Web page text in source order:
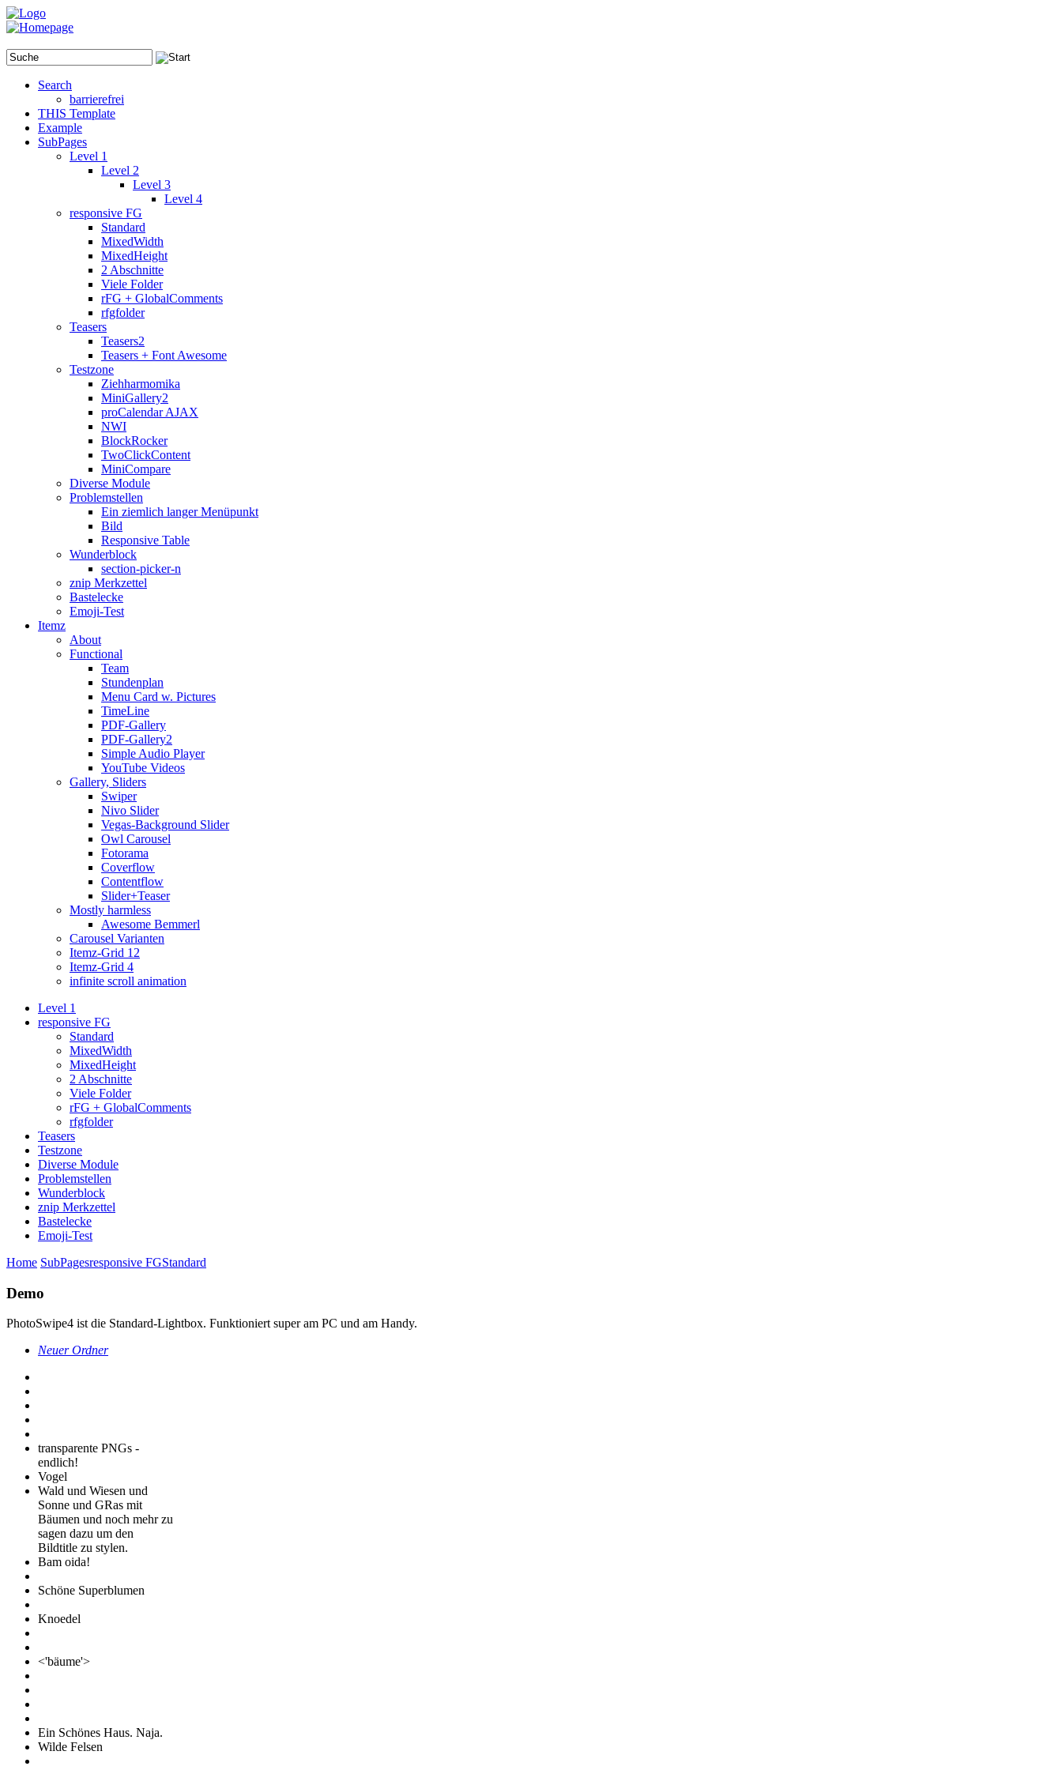
Search
barrierefrei
THIS Template
Example
SubPages
Level 1
Level 2
Level 3
Level 4
responsive FG
Standard
MixedWidth
MixedHeight
2 Abschnitte
Viele Folder
rFG + GlobalComments
rfgfolder
Teasers
Teasers2
Teasers + Font Awesome
Testzone
Ziehharmomika
MiniGallery2
proCalendar AJAX
NWI
BlockRocker
TwoClickContent
MiniCompare
Diverse Module
Problemstellen
Ein ziemlich langer Menüpunkt
Bild
Responsive Table
Wunderblock
section-picker-n
znip Merkzettel
Bastelecke
Emoji-Test
Itemz
About
Functional
Team
Stundenplan
Menu Card w. Pictures
TimeLine
PDF-Gallery
PDF-Gallery2
Simple Audio Player
YouTube Videos
Gallery, Sliders
Swiper
Nivo Slider
Vegas-Background Slider
Owl Carousel
Fotorama
Coverflow
Contentflow
Slider+Teaser
Mostly harmless
Awesome Bemmerl
Carousel Varianten
Itemz-Grid 12
Itemz-Grid 4
infinite scroll animation
Level 1
responsive FG
Standard
MixedWidth
MixedHeight
2 Abschnitte
Viele Folder
rFG + GlobalComments
rfgfolder
Teasers
Testzone
Diverse Module
Problemstellen
Wunderblock
znip Merkzettel
Bastelecke
Emoji-Test
Home SubPagesresponsive FGStandard
Demo
PhotoSwipe4 ist die Standard-Lightbox. Funktioniert super am PC und am Handy.
Neuer Ordner
transparente PNGs -
endlich!
Vogel
Wald und Wiesen und
Sonne und GRas mit
Bäumen und noch mehr zu
sagen dazu um den
Bildtitle zu stylen.
Bam oida!
Schöne Superblumen
Knoedel
<'bäume'>
Ein Schönes Haus. Naja.
Wilde Felsen